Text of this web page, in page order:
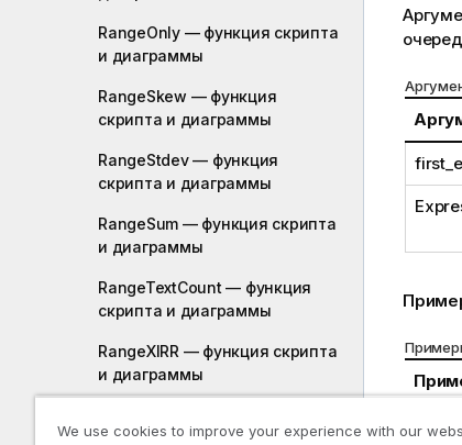
RangeOnly — функция скриптa
и диаграммы
RangeSkew — функция
скриптa и диаграммы
RangeStdev — функция
скриптa и диаграммы
RangeSum — функция скриптa
и диаграммы
RangeTextCount — функция
скриптa и диаграммы
RangeXIRR — функция скриптa
и диаграммы
скриптa и диаграммы
We use cookies to improve your experience with our